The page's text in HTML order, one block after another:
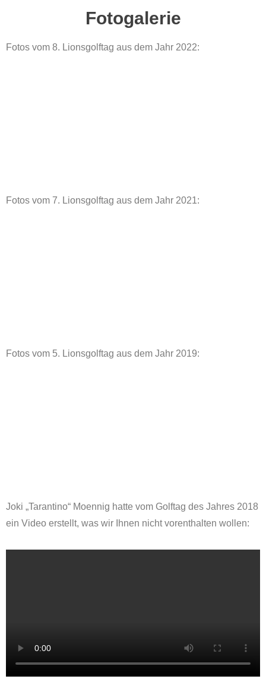
Fotogalerie
Fotos vom 8. Lionsgolftag aus dem Jahr 2022:
Fotos vom 7. Lionsgolftag aus dem Jahr 2021:
Fotos vom 5. Lionsgolftag aus dem Jahr 2019:
Joki „Tarantino“ Moennig hatte vom Golftag des Jahres 2018
ein Video erstellt, was wir Ihnen nicht vorenthalten wollen: